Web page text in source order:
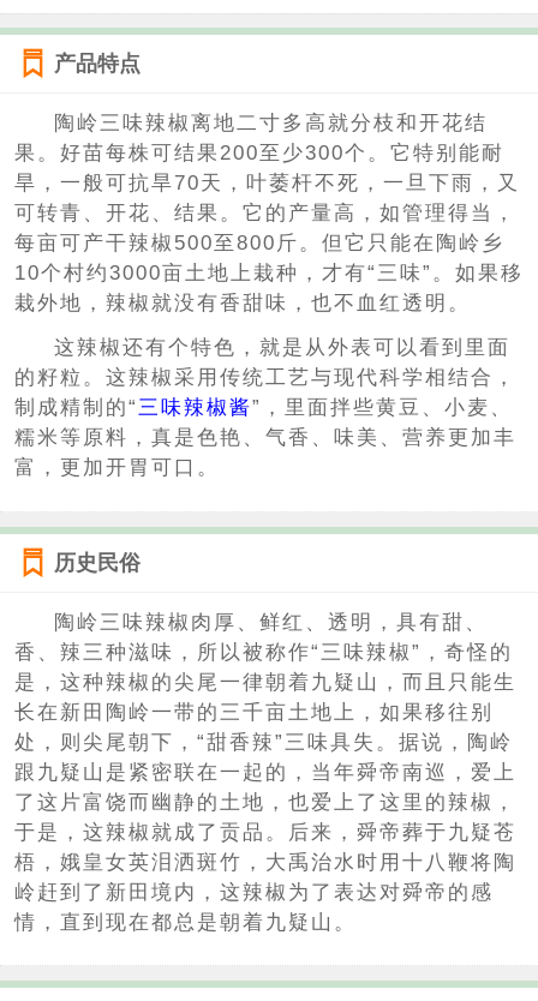
产品特点
陶岭三味辣椒离地二寸多高就分枝和开花结
果。好苗每株可结果200至少300个。它特别能耐
旱，一般可抗旱70天，叶萎杆不死，一旦下雨，又
可转青、开花、结果。它的产量高，如管理得当，
每亩可产干辣椒500至800斤。但它只能在陶岭乡
10个村约3000亩土地上栽种，才有“三味”。如果移
栽外地，辣椒就没有香甜味，也不血红透明。
这辣椒还有个特色，就是从外表可以看到里面
的籽粒。这辣椒采用传统工艺与现代科学相结合，
制成精制的“三味辣椒酱”，里面拌些黄豆、小麦、
糯米等原料，真是色艳、气香、味美、营养更加丰
富，更加开胃可口。
历史民俗
陶岭三味辣椒肉厚、鲜红、透明，具有甜、
香、辣三种滋味，所以被称作“三味辣椒”，奇怪的
是，这种辣椒的尖尾一律朝着九疑山，而且只能生
长在新田陶岭一带的三千亩土地上，如果移往别
处，则尖尾朝下，“甜香辣”三味具失。据说，陶岭
跟九疑山是紧密联在一起的，当年舜帝南巡，爱上
了这片富饶而幽静的土地，也爱上了这里的辣椒，
于是，这辣椒就成了贡品。后来，舜帝葬于九疑苍
梧，娥皇女英泪洒斑竹，大禹治水时用十八鞭将陶
岭赶到了新田境内，这辣椒为了表达对舜帝的感
情，直到现在都总是朝着九疑山。